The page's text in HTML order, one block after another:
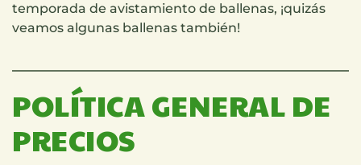
temporada de avistamiento de ballenas, ¡quizás
veamos algunas ballenas también!
POLÍTICA GENERAL DE
PRECIOS